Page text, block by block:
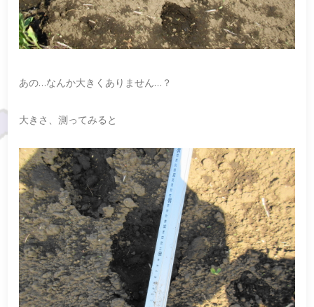
あの…なんか大きくありません…？
大きさ、測ってみると